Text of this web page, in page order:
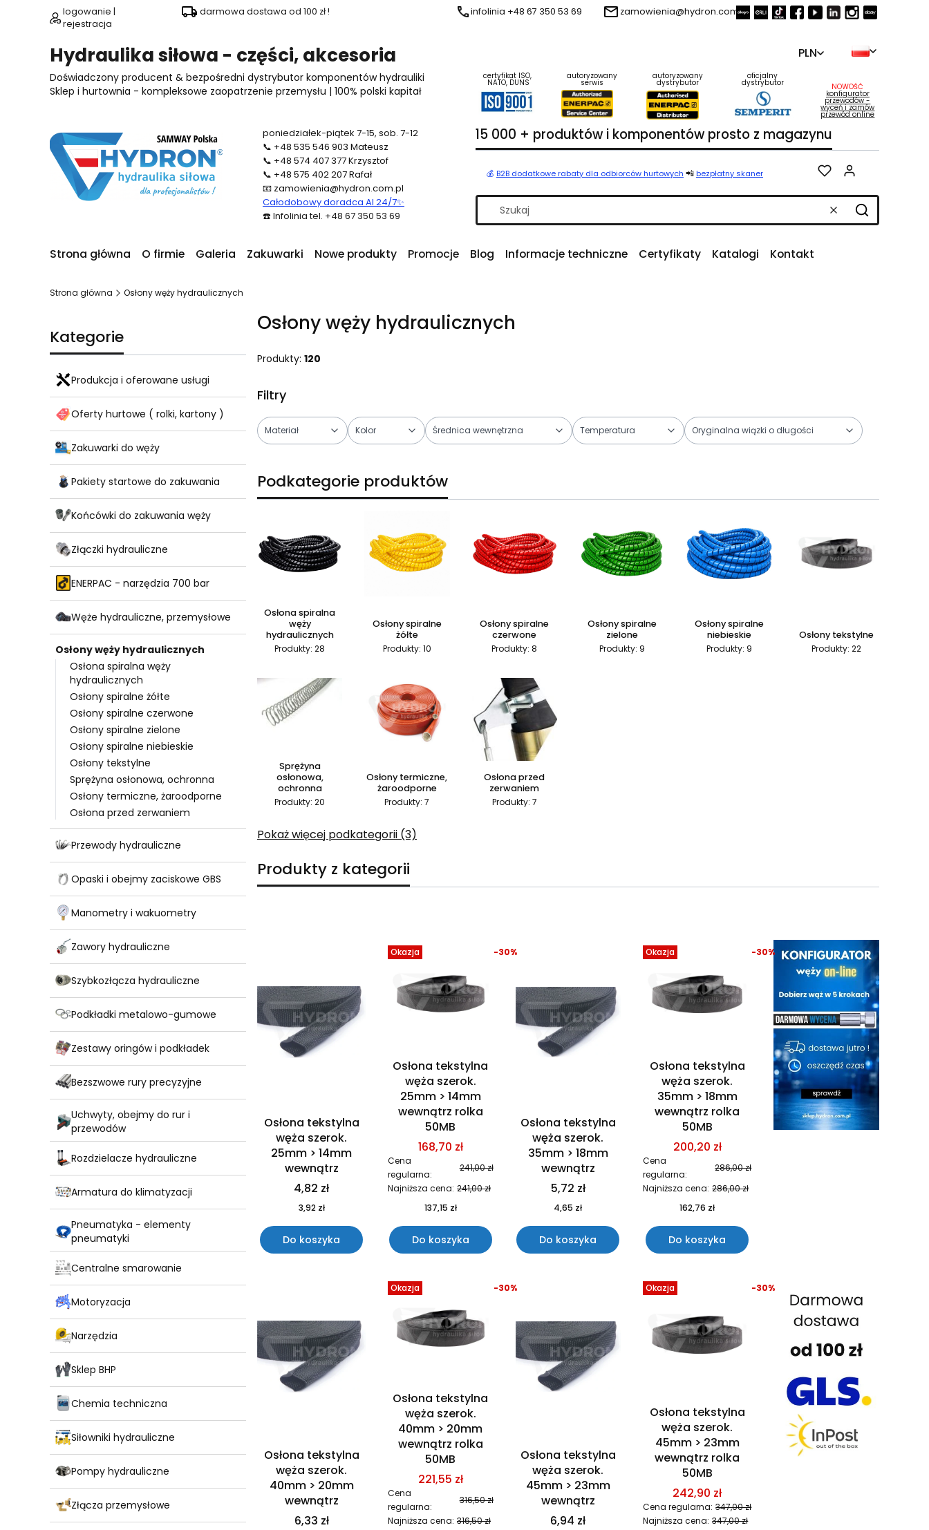
logowanie |
rejestracja
darmowa dostawa od 100 zł ! infolinia +48 67 350 53 69 zamowienia@hydron.com.pl
Hydraulika siłowa - części, akcesoria
Doświadczony producent & bezpośredni dystrybutor komponentów hydrauliki
Sklep i hurtownia - kompleksowe zaopatrzenie przemysłu | 100% polski kapitał
PLN
certyfikat ISO,
NATO, DUNS
autoryzowany
serwis
autoryzowany
dystrybutor
oficjalny
dystrybutor NOWOŚĆ
konfigurator
przewodów -
wyceń i zamów
przewód online
poniedziałek-piątek 7-15, sob. 7-12
📞 +48 535 546 903 Mateusz
📞 +48 574 407 377Krzysztof
📞 +48 575 402 207Rafał
📧 zamowienia@hydron.com.pl
Całodobowy doradca AI 24/7✨
☎️ Infolinia tel. +48 67 350 53 69
15 000 + produktów i komponentów prosto z magazynu
💰 B2B dodatkowe rabaty dla odbiorców hurtowych 📲 bezpłatny skaner
WyczyśćSzukaj
Strona główna O firmie Galeria Zakuwarki Nowe produkty Promocje Blog Informacje techniczne Certyfikaty Katalogi Kontakt
Strona główna Osłony węży hydraulicznych
Kategorie
Produkcja i oferowane usługi
Oferty hurtowe ( rolki, kartony )
Zakuwarki do węży
Pakiety startowe do zakuwania
Końcówki do zakuwania węży
Złączki hydrauliczne
ENERPAC - narzędzia 700 bar
Węże hydrauliczne, przemysłowe
Osłony węży hydraulicznych
Osłona spiralna węży
hydraulicznych
Osłony spiralne żółte
Osłony spiralne czerwone
Osłony spiralne zielone
Osłony spiralne niebieskie
Osłony tekstylne
Sprężyna osłonowa, ochronna
Osłony termiczne, żaroodporne
Osłona przed zerwaniem
Przewody hydrauliczne
Opaski i obejmy zaciskowe GBS
Manometry i wakuometry
Zawory hydrauliczne
Szybkozłącza hydrauliczne
Podkładki metalowo-gumowe
Zestawy oringów i podkładek
Bezszwowe rury precyzyjne
Uchwyty, obejmy do rur i
przewodów
Rozdzielacze hydrauliczne
Armatura do klimatyzacji
Pneumatyka - elementy
pneumatyki
Centralne smarowanie
Motoryzacja
Narzędzia
Sklep BHP
Chemia techniczna
Siłowniki hydrauliczne
Pompy hydrauliczne
Złącza przemysłowe
Osłony węży hydraulicznych
Produkty: 120
Filtry
Materiał Kolor Średnica wewnętrzna Temperatura Oryginalna wiązki o długości
Podkategorie produktów
Osłona spiralna
węży
hydraulicznych
Produkty: 28
Osłony spiralne
żółte
Produkty: 10
Osłony spiralne
czerwone
Produkty: 8
Osłony spiralne
zielone
Produkty: 9
Osłony spiralne
niebieskie
Produkty: 9
Osłony tekstylne
Produkty: 22
Sprężyna
osłonowa,
ochronna
Produkty: 20
Osłony termiczne,
żaroodporne
Produkty: 7
Osłona przed
zerwaniem
Produkty: 7
Pokaż więcej podkategorii (3)
Produkty z kategorii
Osłona tekstylna
węża szerok.
25mm > 14mm
wewnątrz
4,82 zł
3,92 zł
Do koszyka
Okazja
Osłona tekstylna
węża szerok.
25mm > 14mm
wewnątrz rolka
50MB
168,70 zł
Cena
regularna:
241,00 zł
-30%
Najniższa cena: 241,00 zł
137,15 zł
Do koszyka
Osłona tekstylna
węża szerok.
35mm > 18mm
wewnątrz
5,72 zł
4,65 zł
Do koszyka
Okazja
Osłona tekstylna
węża szerok.
35mm > 18mm
wewnątrz rolka
50MB
200,20 zł
Cena
regularna:
286,00 zł
-30%
Najniższa cena: 286,00 zł
162,76 zł
Do koszyka
Osłona tekstylna
węża szerok.
40mm > 20mm
wewnątrz
6,33 zł
Okazja
Osłona tekstylna
węża szerok.
40mm > 20mm
wewnątrz rolka
50MB
221,55 zł
Cena
regularna:
316,50 zł
-30%
Najniższa cena: 316,50 zł
Osłona tekstylna
węża szerok.
45mm > 23mm
wewnątrz
6,94 zł
Okazja
Osłona tekstylna
węża szerok.
45mm > 23mm
wewnątrz rolka
50MB
242,90 zł
Cena regularna: 347,00 zł
-30%
Najniższa cena: 347,00 zł